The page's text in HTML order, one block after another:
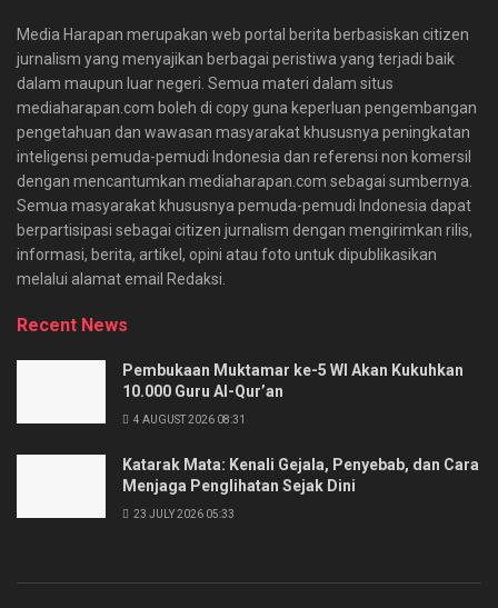
Media Harapan merupakan web portal berita berbasiskan citizen
jurnalism yang menyajikan berbagai peristiwa yang terjadi baik
dalam maupun luar negeri. Semua materi dalam situs
mediaharapan.com boleh di copy guna keperluan pengembangan
pengetahuan dan wawasan masyarakat khususnya peningkatan
inteligensi pemuda-pemudi Indonesia dan referensi non komersil
dengan mencantumkan mediaharapan.com sebagai sumbernya.
Semua masyarakat khususnya pemuda-pemudi Indonesia dapat
berpartisipasi sebagai citizen jurnalism dengan mengirimkan rilis,
informasi, berita, artikel, opini atau foto untuk dipublikasikan
melalui alamat email Redaksi.
Recent News
Pembukaan Muktamar ke-5 WI Akan Kukuhkan
10.000 Guru Al-Qur’an
4 AUGUST 2026 08:31
Katarak Mata: Kenali Gejala, Penyebab, dan Cara
Menjaga Penglihatan Sejak Dini
23 JULY 2026 05:33